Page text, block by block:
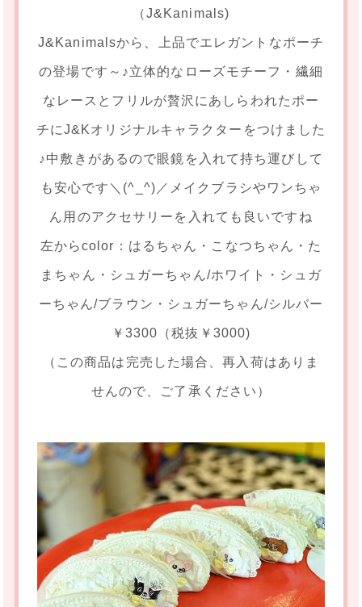
（J&Kanimals)
J&Kanimalsから、上品でエレガントなポーチ
の登場です～♪立体的なローズモチーフ・繊細
なレースとフリルが贅沢にあしらわれたポー
チにJ&Kオリジナルキャラクターをつけました
♪中敷きがあるので眼鏡を入れて持ち運びして
も安心です＼(^_^)／メイクブラシやワンちゃ
ん用のアクセサリーを入れても良いですね
左からcolor：はるちゃん・こなつちゃん・た
まちゃん・シュガーちゃん/ホワイト・シュガ
ーちゃん/ブラウン・シュガーちゃん/シルバー
￥3300（税抜￥3000)
（この商品は完売した場合、再入荷はありま
せんので、ご了承ください）